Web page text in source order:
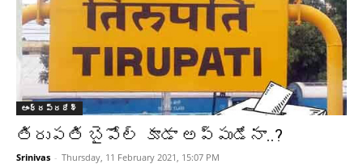
ఆంధ్రప్రదేశ్‌
తిరుపతి బైపోల్ కూడా అప్పుడేనా..?
Srinivas - Thursday, 11 February 2021, 15:07 PM